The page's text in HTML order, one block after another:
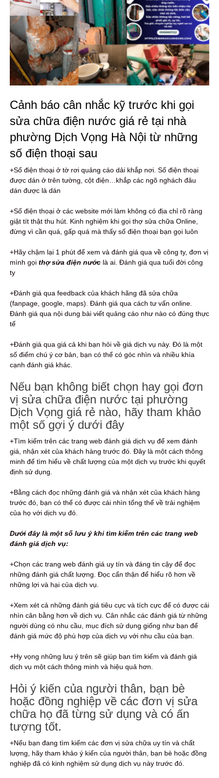
Cảnh báo cân nhắc kỹ trước khi gọi
sửa chữa điện nước giá rẻ tại nhà
phường Dịch Vọng Hà Nội từ những
số điện thoại sau
+Số điện thoại ở tờ rơi quảng cáo dải khắp nơi. Số điện thoại
được dán ở trên tường, cột điện…khắp các ngõ nghách đâu
dán được là dán
+Số điện thoại ở các website mới làm không có địa chỉ rõ ràng
giật tít thật thu hút. Kinh nghiệm khi gọi thợ sửa chữa Online,
đừng vì cần quá, gấp quá mà thấy số điện thoại bạn gọi luôn
+Hãy chậm lại 1 phút để xem và đánh giá qua về công ty, đơn vị
mình gọi thợ sửa điện nước là ai. Đánh giá qua tuổi đời công
ty
+Đánh giá qua feedback của khách hãng đã sửa chữa
(fanpage, google, maps). Đánh giá qua cách tư vấn online.
Đánh giá qua nội dung bài viết quảng cáo như nào có đúng thực
tế
+Đánh giá qua giá cả khi bạn hỏi về giá dịch vụ này. Đó là một
số điểm chú ý cơ bản, bạn có thể có góc nhìn và nhiều khía
cạnh đánh giá khác.
Nếu bạn không biết chọn hay gọi đơn
vị sửa chữa điện nước tại phường
Dịch Vọng giá rẻ nào, hãy tham khảo
một số gợi ý dưới đây
+Tìm kiếm trên các trang web đánh giá dịch vụ để xem đánh
giá, nhận xét của khách hàng trước đó. Đây là một cách thông
minh để tìm hiểu về chất lượng của một dịch vụ trước khi quyết
định sử dụng.
+Bằng cách đọc những đánh giá và nhận xét của khách hàng
trước đó, bạn có thể có được cái nhìn tổng thể về trải nghiệm
của họ với dịch vụ đó.
Dưới đây là một số lưu ý khi tìm kiếm trên các trang web
đánh giá dịch vụ:
+Chọn các trang web đánh giá uy tín và đáng tin cậy để đọc
những đánh giá chất lượng. Đọc cẩn thận để hiểu rõ hơn về
những lợi và hại của dịch vụ.
+Xem xét cả những đánh giá tiêu cực và tích cực để có được cái
nhìn cân bằng hơn về dịch vụ. Cân nhắc các đánh giá từ những
người dùng có nhu cầu, mục đích sử dụng giống như bạn để
đánh giá mức độ phù hợp của dịch vụ với nhu cầu của bạn.
+Hy vọng những lưu ý trên sẽ giúp bạn tìm kiếm và đánh giá
dịch vụ một cách thông minh và hiệu quả hơn.
Hỏi ý kiến ​​của người thân, bạn bè
hoặc đồng nghiệp về các đơn vị sửa
chữa họ đã từng sử dụng và có ấn
tượng tốt.
+Nếu bạn đang tìm kiếm các đơn vị sửa chữa uy tín và chất
lượng, hãy tham khảo ý kiến ​​của người thân, bạn bè hoặc đồng
nghiệp đã có kinh nghiệm sử dụng dịch vụ này trước đó.